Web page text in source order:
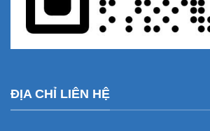
ĐỊA CHỈ LIÊN HỆ